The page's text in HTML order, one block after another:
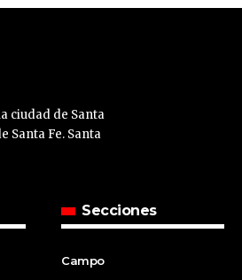
ciudad de Santa
Santa Fe. Santa
Secciones
Campo